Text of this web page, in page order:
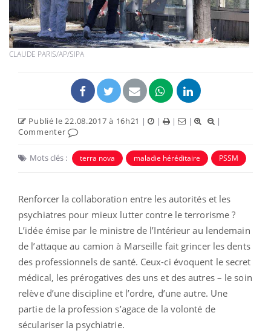
CLAUDE PARIS/AP/SIPA
Publié le 22.08.2017 à 16h21 | | | |
|
Commenter
Mots clés : terra nova maladie héréditaire PSSM
Renforcer la collaboration entre les autorités et les
psychiatres pour mieux lutter contre le terrorisme ?
L’idée émise par le ministre de l’Intérieur au lendemain
de l’attaque au camion à Marseille fait grincer les dents
des professionnels de santé. Ceux-ci évoquent le secret
médical, les prérogatives des uns et des autres – le soin
relève d’une discipline et l’ordre, d’une autre. Une
partie de la profession s’agace de la volonté de
séculariser la psychiatrie.